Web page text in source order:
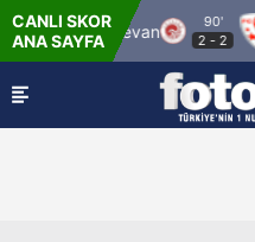
CANLI SKOR
ANA SAYFA
FC Noah Yerevan
90'
2
-2